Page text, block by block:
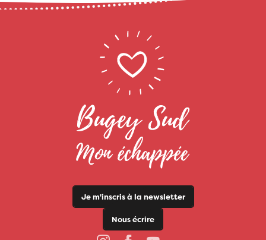
Je m'inscris à la newsletter
Nous écrire